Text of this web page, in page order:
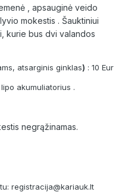
, apsauginė veido
mokestis . Šauktiniui
kurie bus dvi valandos
atsarginis ginklas) : 10 Eur
akumuliatorius .
negrąžinamas.
registracija@kariauk.lt